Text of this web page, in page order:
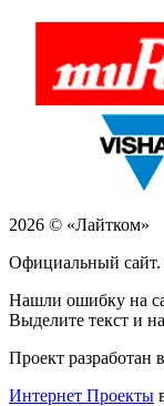
2026 © «Лайтком»
Официальный
Нашли ошибку на
Выделите текст и
Проект разработан
Интернет Проекты